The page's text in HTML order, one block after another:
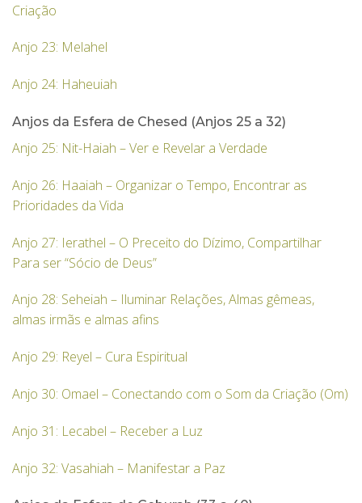
Criação
Anjo 23: Melahel
Anjo 24: Haheuiah
Anjos da Esfera de Chesed (Anjos 25 a 32)
Anjo 25: Nit-Haiah – Ver e Revelar a Verdade
Anjo 26: Haaiah – Organizar o Tempo, Encontrar as
Prioridades da Vida
Anjo 27: Ierathel – O Preceito do Dízimo, Compartilhar
Para ser “Sócio de Deus”
Anjo 28: Seheiah – Iluminar Relações, Almas gêmeas,
almas irmãs e almas afins
Anjo 29: Reyel – Cura Espiritual
Anjo 30: Omael – Conectando com o Som da Criação (Om)
Anjo 31: Lecabel – Receber a Luz
Anjo 32: Vasahiah – Manifestar a Paz